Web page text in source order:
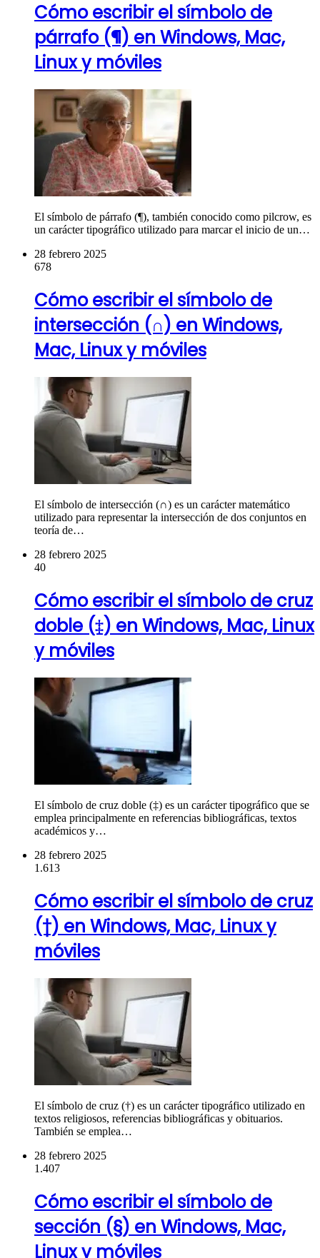
Cómo escribir el símbolo de
párrafo (¶) en Windows, Mac,
Linux y móviles
El símbolo de párrafo (¶), también conocido como pilcrow, es
un carácter tipográfico utilizado para marcar el inicio de un…
28 febrero 2025
678
Cómo escribir el símbolo de
intersección (∩) en Windows,
Mac, Linux y móviles
El símbolo de intersección (∩) es un carácter matemático
utilizado para representar la intersección de dos conjuntos en
teoría de…
28 febrero 2025
40
Cómo escribir el símbolo de cruz
doble (‡) en Windows, Mac, Linux
y móviles
El símbolo de cruz doble (‡) es un carácter tipográfico que se
emplea principalmente en referencias bibliográficas, textos
académicos y…
28 febrero 2025
1.613
Cómo escribir el símbolo de cruz
(†) en Windows, Mac, Linux y
móviles
El símbolo de cruz (†) es un carácter tipográfico utilizado en
textos religiosos, referencias bibliográficas y obituarios.
También se emplea…
28 febrero 2025
1.407
Cómo escribir el símbolo de
sección (§) en Windows, Mac,
Linux y móviles